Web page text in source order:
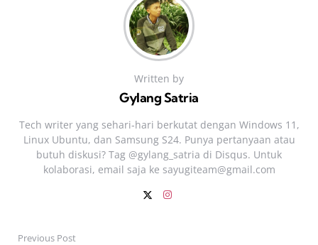
Written by
Gylang Satria
Tech writer yang sehari‑hari berkutat dengan Windows 11,
Linux Ubuntu, dan Samsung S24. Punya pertanyaan atau
butuh diskusi? Tag @gylang_satria di Disqus. Untuk
kolaborasi, email saja ke sayugiteam@gmail.com
Previous Post